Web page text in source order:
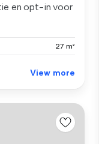
en opt-in voor
27 m²
View more